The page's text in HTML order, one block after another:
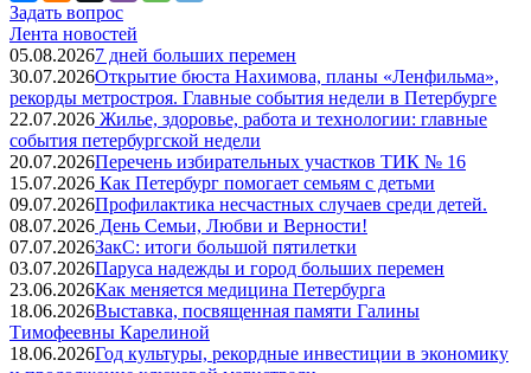
Задать вопрос
Лента новостей
05.08.20267 дней больших перемен
30.07.2026Открытие бюста Нахимова, планы «Ленфильма»,
рекорды метростроя. Главные события недели в Петербурге
22.07.2026 Жилье, здоровье, работа и технологии: главные
события петербургской недели
20.07.2026Перечень избирательных участков ТИК № 16
15.07.2026 Как Петербург помогает семьям с детьми
09.07.2026Профилактика несчастных случаев среди детей.
08.07.2026 День Семьи, Любви и Верности!
07.07.2026ЗакС: итоги большой пятилетки
03.07.2026Паруса надежды и город больших перемен
23.06.2026Как меняется медицина Петербурга
18.06.2026Выставка, посвященная памяти Галины
Тимофеевны Карелиной
18.06.2026Год культуры, рекордные инвестиции в экономику